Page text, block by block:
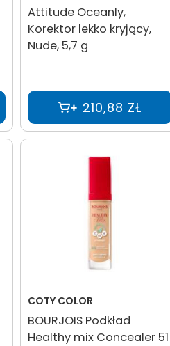
Attitude Oceanly,
Korektor lekko kryjący,
Nude, 5,7 g
210,88 ZŁ
COTY COLOR
BOURJOIS Podkład
Healthy mix Concealer 51